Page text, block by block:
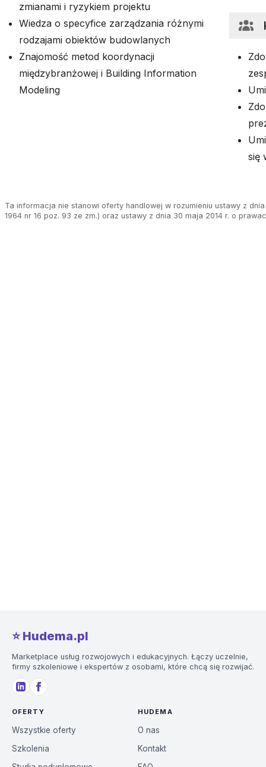
zmianami i ryzykiem projektu
Wiedza o specyfice zarządzania różnymi
rodzajami obiektów budowlanych
Znajomość metod koordynacji
międzybranżowej i Building Information
Modeling
się
Ta informacja nie stanowi oferty handlowej w rozumieniu ustawy z
1964 nr 16 poz. 93 ze zm.) oraz ustawy z dnia 30 maja 2014 r. o
⭐️ Hudema.pl
Marketplace usług rozwojowych i edukacyjnych. Łączy uczelnie,
firmy szkoleniowe i ekspertów z osobami, które chcą się rozwijać.
OFERTY
Wszystkie oferty
Szkolenia
HUDEMA
O nas
Kontakt